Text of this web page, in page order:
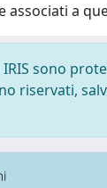
associati a
sono
riservati,